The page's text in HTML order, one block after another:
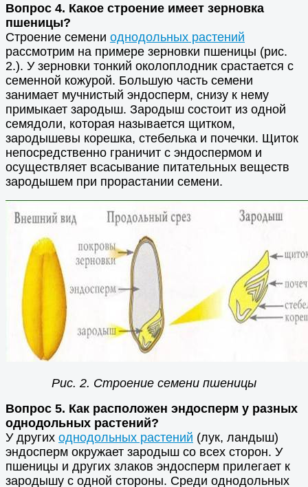
Вопрос 4. Какое строение имеет зерновка
пшеницы?
Строение семени однодольных растений
рассмотрим на примере зерновки пшеницы (рис.
2.). У зерновки тонкий околоплодник срастается с
семенной кожурой. Большую часть семени
занимает мучнистый эндосперм, снизу к нему
примыкает зародыш. Зародыш состоит из одной
семядоли, которая называется щитком,
зародышевы корешка, стебелька и почечки. Щиток
непосредственно граничит с эндоспермом и
осуществляет всасывание питательных веществ
зародышем при прорастании семени.
Рис. 2. Строение семени пшеницы
Вопрос 5. Как расположен эндосперм у разных
однодольных растений?
У других однодольных растений (лук, ландыш)
эндосперм окружает зародыш со всех сторон. У
пшеницы и других злаков эндосперм прилегает к
зародышу с одной стороны. Среди однодольных